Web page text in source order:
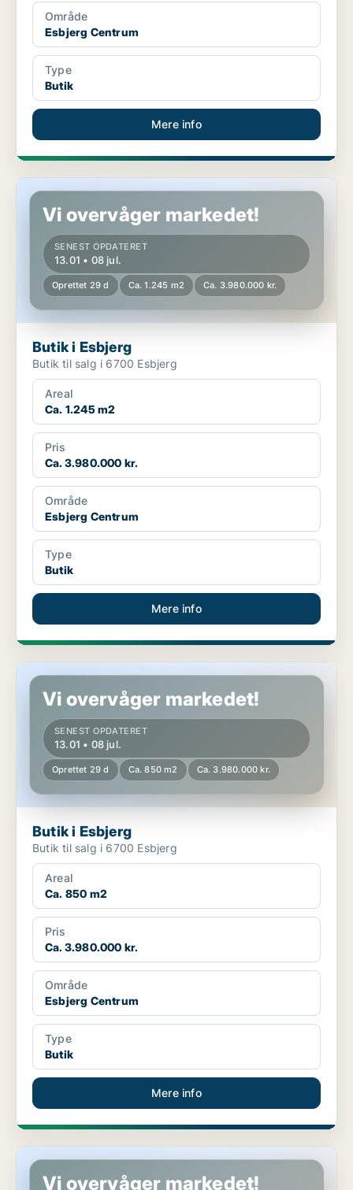
Område
Esbjerg Centrum
Type
Butik
Mere info
Butik i Esbjerg
Vi overvåger markedet!
SENEST OPDATERET
13.01 • 08 jul.
Oprettet 29 d Ca. 1.245 m2 Ca. 3.980.000 kr.
Butik i Esbjerg
Butik til salg i 6700 Esbjerg
Areal
Ca. 1.245 m2
Pris
Ca. 3.980.000 kr.
Område
Esbjerg Centrum
Type
Butik
Mere info
Butik i Esbjerg
Vi overvåger markedet!
SENEST OPDATERET
13.01 • 08 jul.
Oprettet 29 d Ca. 850 m2 Ca. 3.980.000 kr.
Butik i Esbjerg
Butik til salg i 6700 Esbjerg
Areal
Ca. 850 m2
Pris
Ca. 3.980.000 kr.
Område
Esbjerg Centrum
Type
Butik
Mere info
Butik i Esbjerg
Vi overvåger markedet!